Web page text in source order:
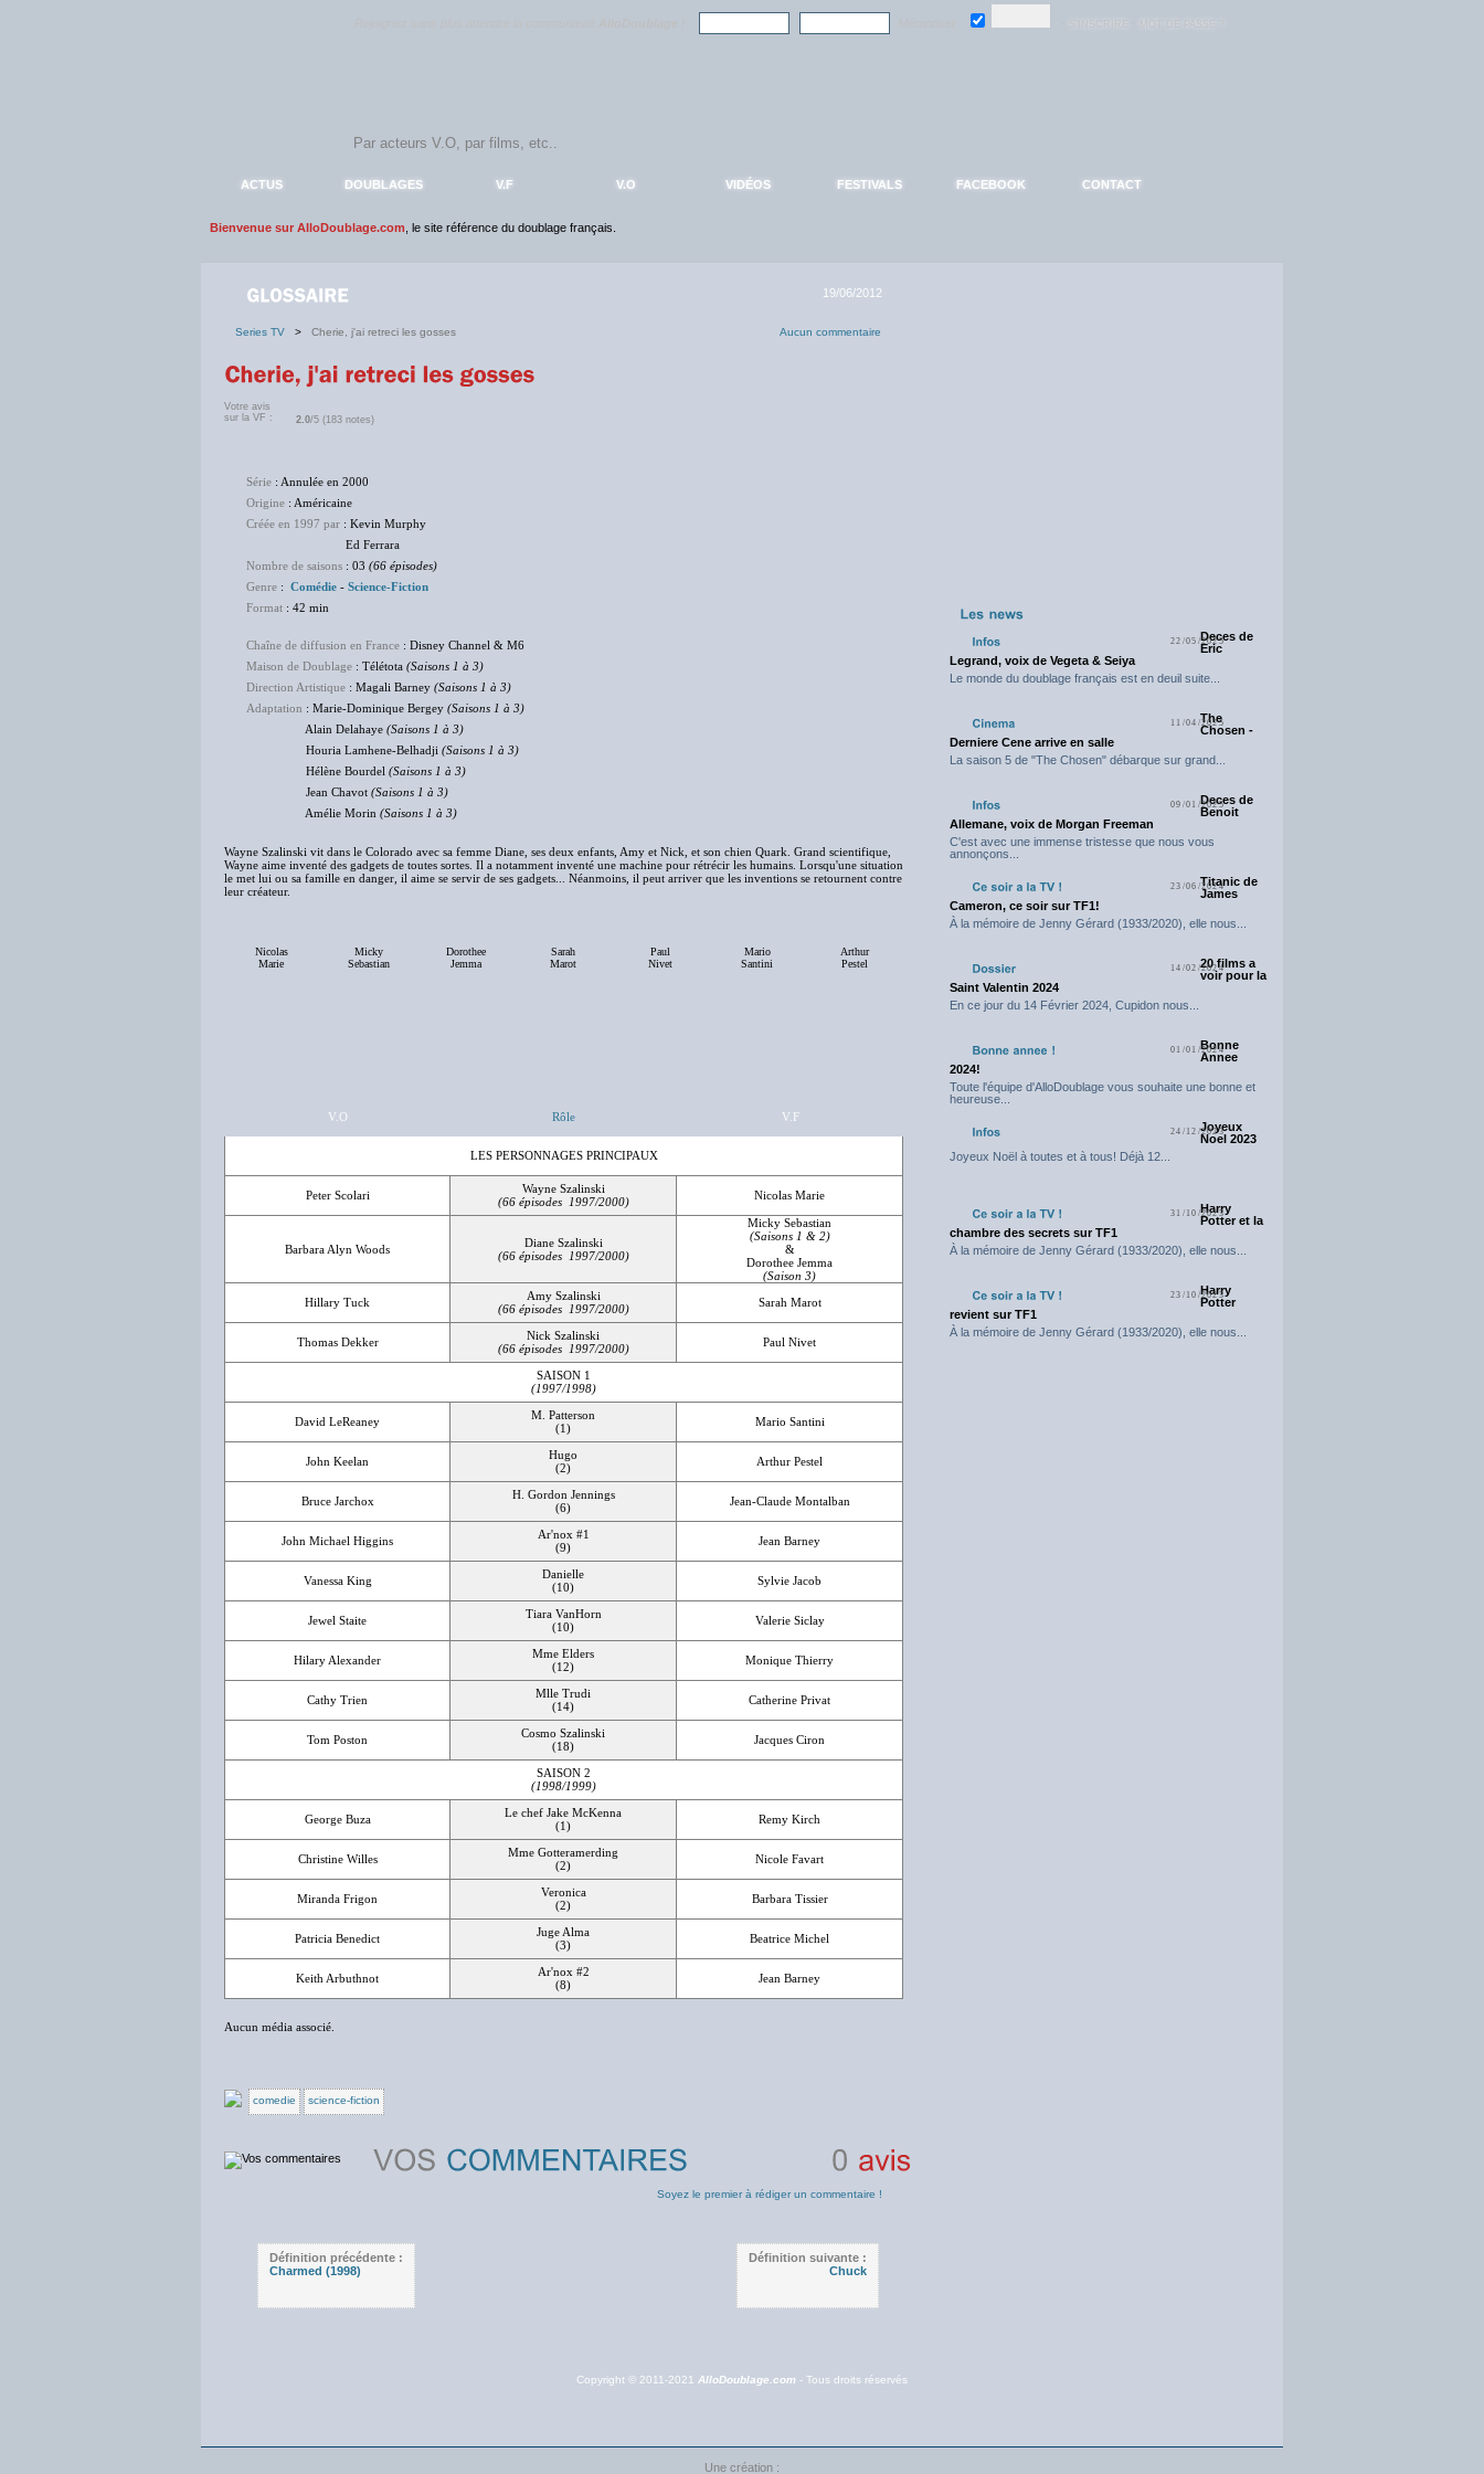
ACTUS DOUBLAGES V.F V.O VIDÉOS FESTIVALS FACEBOOK CONTACT
Bienvenue sur AlloDoublage.com , le site référence du doublage français.
19/06/2012
Series TV > Cherie, j'ai retreci les gosses Aucun commentaire
Votre avis
sur la VF :
2.0/5 (183 notes)
Série : Annulée en 2000
Origine : Américaine
Créée en 1997 par : Kevin Murphy
Ed Ferrara
Nombre de saisons : 03 (66 épisodes)
Genre : Comédie - Science-Fiction
Format : 42 min
Chaîne de diffusion en France : Disney Channel & M6
Maison de Doublage : Télétota (Saisons 1 à 3)
Direction Artistique : Magali Barney (Saisons 1 à 3)
Adaptation : Marie-Dominique Bergey (Saisons 1 à 3)
Alain Delahaye (Saisons 1 à 3)
Houria Lamhene-Belhadji (Saisons 1 à 3)
Hélène Bourdel (Saisons 1 à 3)
Jean Chavot (Saisons 1 à 3)
Amélie Morin (Saisons 1 à 3)
Wayne Szalinski vit dans le Colorado avec sa femme Diane, ses deux enfants, Amy et Nick, et son chien Quark. Grand scientifique,
Wayne aime inventé des gadgets de toutes sortes. Il a notamment inventé une machine pour rétrécir les humains. Lorsqu'une situation
le met lui ou sa famille en danger, il aime se servir de ses gadgets... Néanmoins, il peut arriver que les inventions se retournent contre
leur créateur.
Nicolas
Marie
Micky
Sebastian
Dorothee
Jemma
Sarah
Marot
Paul
Nivet
Mario
Santini
Arthur
Pestel
V.O Rôle V.F
LES PERSONNAGES PRINCIPAUX
Peter Scolari
Wayne Szalinski
(66 épisodes 1997/2000)
Nicolas Marie
Barbara Alyn Woods
Diane Szalinski
(66 épisodes 1997/2000)
Micky Sebastian
(Saisons 1 & 2)
&
Dorothee Jemma
(Saison 3)
Hillary Tuck
Amy Szalinski
(66 épisodes 1997/2000)
Sarah Marot
Thomas Dekker
Nick Szalinski
(66 épisodes 1997/2000)
Paul Nivet
SAISON 1
(1997/1998)
David LeReaney
M. Patterson
(1)
Mario Santini
John Keelan
Hugo
(2)
Arthur Pestel
Bruce Jarchox
H. Gordon Jennings
(6)
Jean-Claude Montalban
John Michael Higgins
Ar'nox #1
(9)
Jean Barney
Vanessa King
Danielle
(10)
Sylvie Jacob
Jewel Staite
Tiara VanHorn
(10)
Valerie Siclay
Hilary Alexander
Mme Elders
(12)
Monique Thierry
Cathy Trien
Mlle Trudi
(14)
Catherine Privat
Tom Poston
Cosmo Szalinski
(18)
Jacques Ciron
SAISON 2
(1998/1999)
George Buza
Le chef Jake McKenna
(1)
Remy Kirch
Christine Willes
Mme Gotteramerding
(2)
Nicole Favart
Miranda Frigon
Veronica
(2)
Barbara Tissier
Patricia Benedict
Juge Alma
(3)
Beatrice Michel
Keith Arbuthnot
Ar'nox #2
(8)
Jean Barney
Aucun média associé.
comedie science-fiction
Soyez le premier à rédiger un commentaire !
Définition précédente :
Charmed (1998)
Définition suivante :
Chuck
22/05/2025Deces de
Eric
Legrand, voix de Vegeta & Seiya
Le monde du doublage français est en deuil suite...
11/04/2025
The
Chosen -
Derniere Cene arrive en salle
La saison 5 de "The Chosen" débarque sur grand...
09/01/2025Deces de
Benoit
Allemane, voix de Morgan Freeman
C'est avec une immense tristesse que nous vous
annonçons...
23/06/2024Titanic de
James
Cameron, ce soir sur TF1!
À la mémoire de Jenny Gérard (1933/2020), elle nous...
14/02/202420 films a
voir pour la
Saint Valentin 2024
En ce jour du 14 Février 2024, Cupidon nous...
01/01/2024
Bonne
Annee
2024!
Toute l'équipe d'AlloDoublage vous souhaite une bonne et
heureuse...
24/12/2023
Joyeux
Noel 2023
Joyeux Noël à toutes et à tous! Déjà 12...
31/10/2023
Harry
Potter et la
chambre des secrets sur TF1
À la mémoire de Jenny Gérard (1933/2020), elle nous...
23/10/2023
Harry
Potter
revient sur TF1
À la mémoire de Jenny Gérard (1933/2020), elle nous...
Copyright © 2011-2021 AlloDoublage.com - Tous droits réservés
Une création :